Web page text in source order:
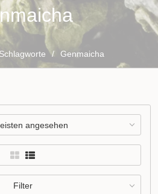
Schlagworte / Genmaicha
angesehen
Filter